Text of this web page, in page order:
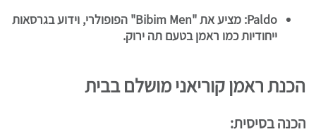
Paldo: מציע את "Bibim Men" הפופולרי, וידוע בגרסאות
ייחודיות כמו ראמן בטעם תה ירוק.
הכנת ראמן קוריאני מושלם בבית
הכנה בסיסית: